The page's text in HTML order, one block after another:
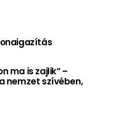
ma is zajlik” –
nemzet szívében,